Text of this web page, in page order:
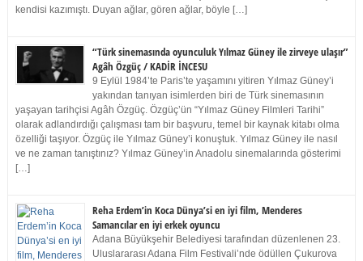
kendisi kazımıştı. Duyan ağlar, gören ağlar, böyle […]
“Türk sinemasında oyunculuk Yılmaz Güney ile zirveye ulaşır”
Agâh Özgüç / KADİR İNCESU
9 Eylül 1984’te Paris’te yaşamını yitiren Yılmaz Güney’i
yakından tanıyan isimlerden biri de Türk sinemasının
yaşayan tarihçisi Agâh Özgüç. Özgüç’ün “Yılmaz Güney Filmleri Tarihi”
olarak adlandırdığı çalışması tam bir başvuru, temel bir kaynak kitabı olma
özelliği taşıyor. Özgüç ile Yılmaz Güney’i konuştuk. Yılmaz Güney ile nasıl
ve ne zaman tanıştınız? Yılmaz Güney’in Anadolu sinemalarında gösterimi
[…]
Reha Erdem’in Koca Dünya’si en iyi film, Menderes
Samancılar en iyi erkek oyuncu
Adana Büyükşehir Belediyesi tarafından düzenlenen 23.
Uluslararası Adana Film Festivali’nde ödüllen Çukurova